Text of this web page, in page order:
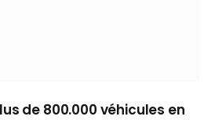
de 800.000 véhicules en